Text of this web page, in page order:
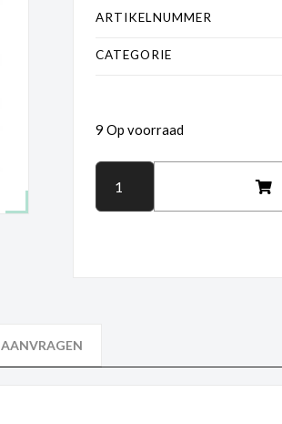
ARTIKELNUMMER
CATEGORIE
9 Op voorraad
AANVRAGEN